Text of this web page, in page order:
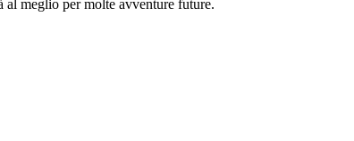
al meglio per molte avventure future.